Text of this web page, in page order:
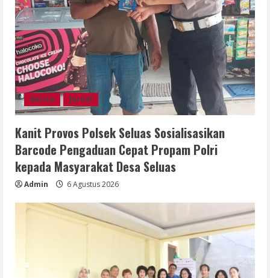
Berita Jurnal
Kanit Provos Polsek Seluas Sosialisasikan
Barcode Pengaduan Cepat Propam Polri
kepada Masyarakat Desa Seluas
Admin 6 Agustus 2026